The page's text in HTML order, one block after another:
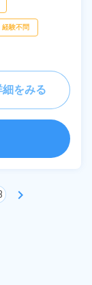
経験不問
細をみる
chevron_right